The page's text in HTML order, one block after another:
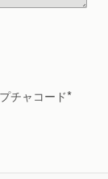
チャコード*